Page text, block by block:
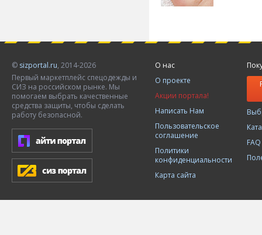
© sizportal.ru, 2014-2026
Первый маркетплейс спецодежды и
СИЗ на российском рынке. Мы
помогаем выбрать качественные
средства защиты, чтобы сделать
работу безопасной.
О нас
О проекте
Акции портала!
Написать Нам
Пользовательское
соглашение
Политики
конфиденциальности
Карта сайта
FAQ